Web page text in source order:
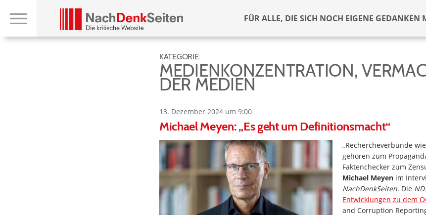
FÜR ALLE, DIE SICH NOCH EIGENE GEDANKEN
KATEGORIE:
MEDIENKONZENTRATION,
DER MEDIEN
13. Dezember 2024 um 9:00
Michael Meyen: „Es geht um Definitionsmacht“
„Rechercheverbünde wie
gehören zum
Faktenchecker zum
Michael Meyen im
NachDenkSeiten. Die
Entwicklungen zu dem
and Corruption